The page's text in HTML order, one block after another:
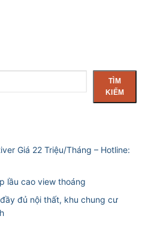
TÌM
KIẾM
Giá 22 Triệu/Tháng – Hotline:
lầu cao view thoáng
đủ nội thất, khu chung cư